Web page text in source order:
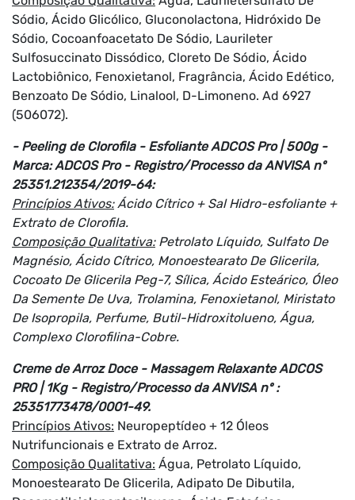
Sódio, Ácido Glicólico, Gluconolactona, Hidróxido De
Sódio, Cocoanfoacetato De Sódio, Laurileter
Sulfosuccinato Dissódico, Cloreto De Sódio, Ácido
Lactobiônico, Fenoxietanol, Fragrância, Ácido Edético,
Benzoato De Sódio, Linalool, D-Limoneno. Ad 6927
(506072).
- Peeling de Clorofila - Esfoliante ADCOS Pro | 500g -
Marca: ADCOS Pro - Registro/Processo da ANVISA nº
25351.212354/2019-64:
Princípios Ativos:Ácido Cítrico + Sal Hidro-esfoliante +
Extrato de Clorofila.
Composição Qualitativa:Petrolato Líquido, Sulfato De
Magnésio, Ácido Cítrico, Monoestearato De Glicerila,
Cocoato De Glicerila Peg-7, Sílica, Ácido Esteárico, Óleo
Da Semente De Uva, Trolamina, Fenoxietanol, Miristato
De Isopropila, Perfume, Butil-Hidroxitolueno, Água,
Complexo Clorofilina-Cobre.
Creme de Arroz Doce - Massagem Relaxante ADCOS
PRO | 1Kg - Registro/Processo da ANVISA nº :
25351773478/0001-49.
Princípios Ativos: Neuropeptídeo + 12 Óleos
Nutrifuncionais e Extrato de Arroz.
Composição Qualitativa: Água, Petrolato Líquido,
Monoestearato De Glicerila, Adipato De Dibutila,